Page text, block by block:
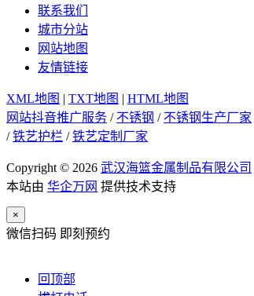
联系我们
城市分站
网站地图
友情链接
XML地图 | TXT地图 | HTML地图
网站抖音推广服务 / 不锈钢 / 不锈钢生产厂家
/铁艺护栏 /铁艺定制厂家
Copyright © 2026 武汉海篮金属制品有限公司
本站由 华企万网 提供技术支持
×
微信扫码 即刻预约
回顶部